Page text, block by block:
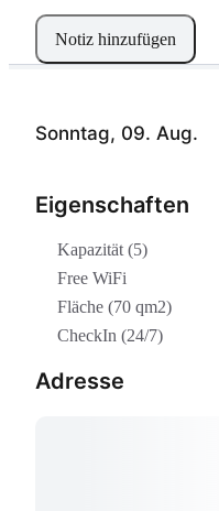
Sonntag, 09. Aug.
Eigenschaften
Kapazität (5)
Free WiFi
Fläche (70 qm2)
CheckIn (24/7)
Adresse
Notiz hinzufügen